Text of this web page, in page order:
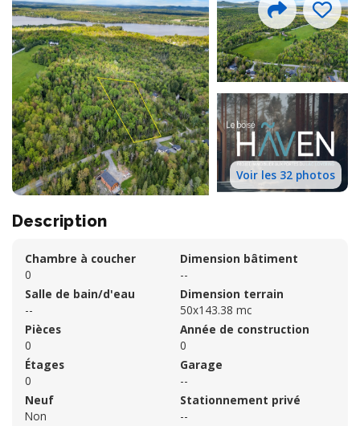
Voir les 32 photos
Description
Chambre à coucher
0
Salle de bain/d'eau
--
Pièces
0
Étages
0
Neuf
Non
Dimension bâtiment
--
Dimension terrain
50x143.38 mc
Année de construction
0
Garage
--
Stationnement privé
--